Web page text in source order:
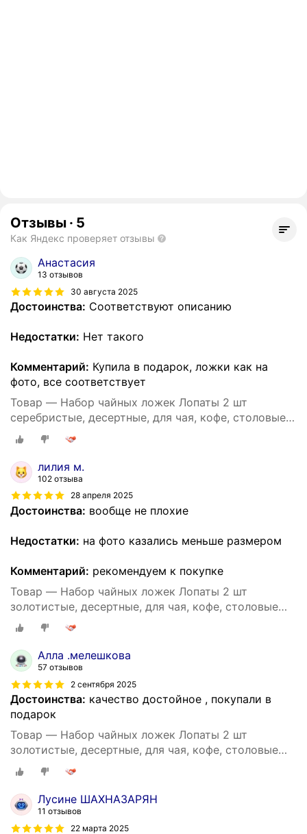
Отзывы · 5
Как Яндекс проверяет отзывы
Анастасия
13 отзывов
30 августа 2025
Достоинства: Соответствуют описанию
Недостатки: Нет такого
Комментарий: Купила в подарок, ложки как на
фото, все соответствует
Товар — Набор чайных ложек Лопаты 2 шт
серебристые, десертные, для чая, кофе, столовые
приборы сувенирные, подарочный набор
лилия м.
102 отзыва
28 апреля 2025
Достоинства: вообще не плохие
Недостатки: на фото казались меньше размером
Комментарий: рекомендуем к покупке
Товар — Набор чайных ложек Лопаты 2 шт
золотистые, десертные, для чая, кофе, столовые
приборы сувенирные, подарочный набор
Алла .мелешкова
57 отзывов
2 сентября 2025
Достоинства: качество достойное , покупали в
подарок
Товар — Набор чайных ложек Лопаты 2 шт
золотистые, десертные, для чая, кофе, столовые
приборы сувенирные, подарочный набор
Лусине ШАХНАЗАРЯН
11 отзывов
22 марта 2025